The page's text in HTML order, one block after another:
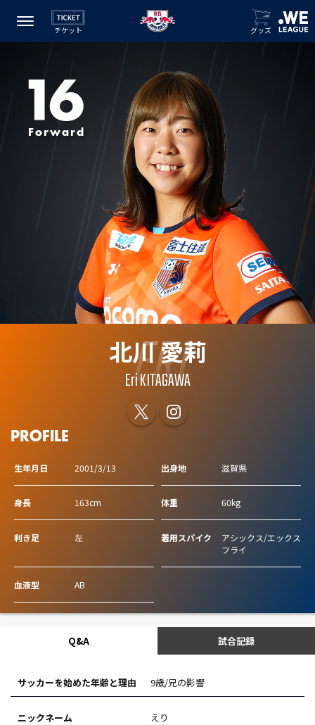
チケット グッズ
16
Forward
ERI
北川 愛莉
Eri KITAGAWA
PROFILE
生年月日 2001/3/13 出身地 滋賀県
身長 163cm 体重 60kg
利き足 左 着用スパイク
アシックス/エックス
フライ
血液型 AB
Q&A 試合記録
サッカーを始めた年齢と理由 9歳/兄の影響
ニックネーム えり